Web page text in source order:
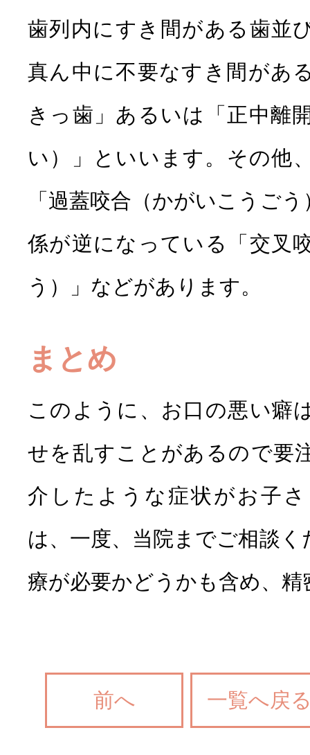
歯列内にすき間がある歯並
真ん中に不要なすき間があ
きっ歯」あるいは「正中離
い）」といいます。その他
「過蓋咬合（かがいこうご
係が逆になっている「交叉
う）」などがあります。
まとめ
このように、お口の悪い癖
せを乱すことがあるので要
介したような症状がお子
は、一度、当院までご相談
療が必要かどうかも含め、
前へ 一覧へ戻